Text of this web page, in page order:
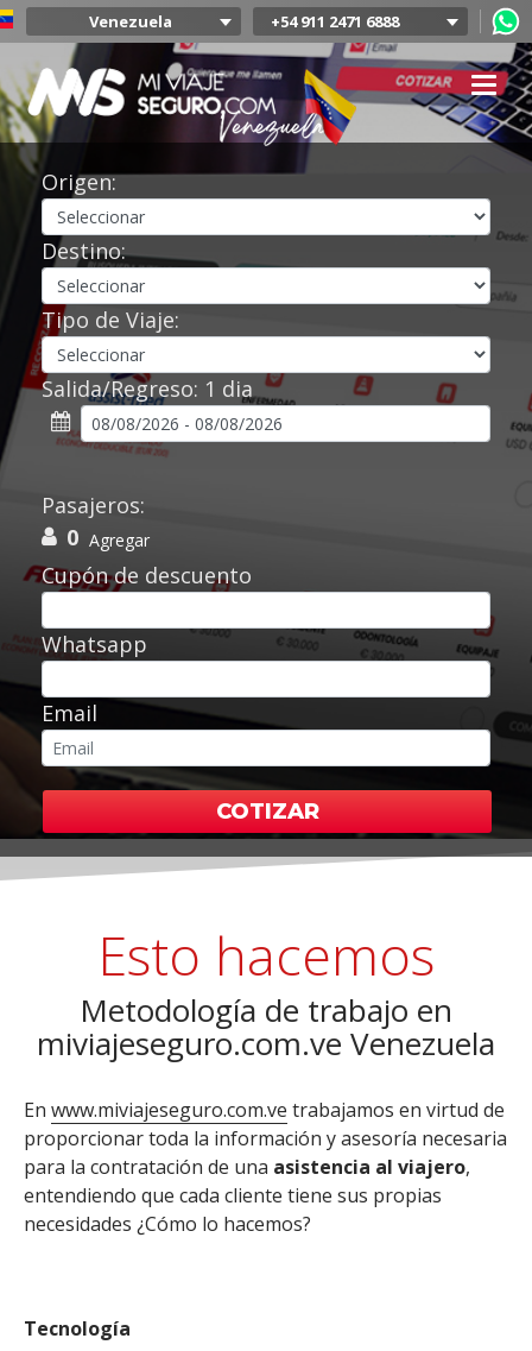
+54 911 2471 6888
Venezuela
Argentina
Colombia
Mexico
Peru
Origen:
Destino:
Tipo de Viaje:
Salida/Regreso: 1 dia
Pasajeros:
0 Agregar
Cupón de descuento
Whatsapp
Email
COTIZAR
Esto hacemos
Metodología de trabajo en
miviajeseguro.com.ve Venezuela
En www.miviajeseguro.com.ve trabajamos en virtud de
proporcionar toda la información y asesoría necesaria
para la contratación de una asistencia al viajero,
entendiendo que cada cliente tiene sus propias
necesidades ¿Cómo lo hacemos?
Tecnología